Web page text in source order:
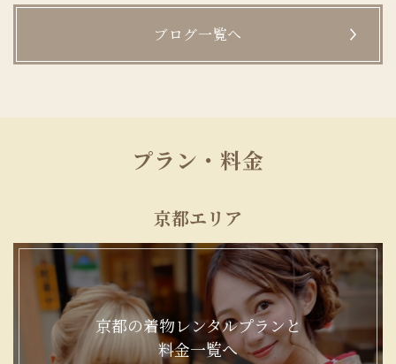
ブログ一覧へ
プラン・料金
京都エリア
京都の着物レンタルプランと
料金一覧へ